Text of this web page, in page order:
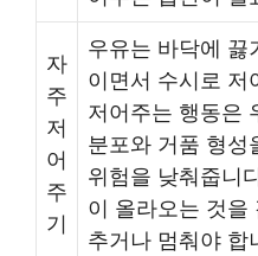
자
주
저
어
주
기
우유는 바닥에 끓
이면서 수시로 저
저어주는 행동은
분포와 거품 형성
위험을 낮춰줍니
이 올라오는 것을
추거나 멈춰야 합